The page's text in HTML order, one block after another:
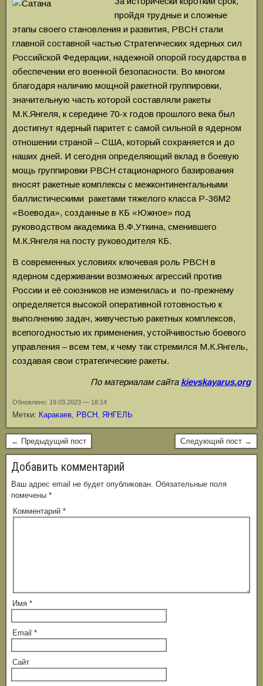
пройдя трудные и сложные
этапы своего становления и развития, РВСН стали
главной составной частью Стратегических ядерных сил
Российской Федерации, надежной опорой государства в
обеспечении его военной безопасности. Во многом
благодаря наличию мощной ракетной группировки,
значительную часть которой составляли ракеты
М.К.Янгеля, к середине 70-х годов прошлого века был
достигнут ядерный паритет с самой сильной в ядерном
отношении страной – США, который сохраняется и до
наших дней. И сегодня определяющий вклад в боевую
мощь группировки РВСН стационарного базирования
вносят ракетные комплексы с межконтинентальными
баллистическими ракетами тяжелого класса Р-36М2
«Воевода», созданные в КБ «Южное» под
руководством академика В.Ф.Уткина, сменившего
М.К.Янгеля на посту руководителя КБ.
В современных условиях ключевая роль РВСН в
ядерном сдерживании возможных агрессий против
России и её союзников не изменилась и по-прежнему
определяется высокой оперативной готовностью к
выполнению задач, живучестью ракетных комплексов,
всепогодностью их применения, устойчивостью боевого
управления – всем тем, к чему так стремился М.К.Янгель,
создавая свои стратегические ракеты.
По материалам сайта kievskayarus.org
Обновлено: 19.03.2023 — 18:14
Метки: Каракаев РВСН ЯНГЕЛЬ
← Предыдущий пост Следующий пост →
Добавить комментарий
Ваш адрес email не будет опубликован. Обязательные поля
помечены *
Комментарий *
Имя *
Email *
Сайт